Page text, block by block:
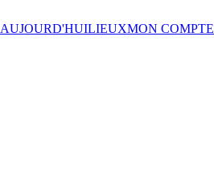
AUJOURD'HUILIEUXMON COMPTE